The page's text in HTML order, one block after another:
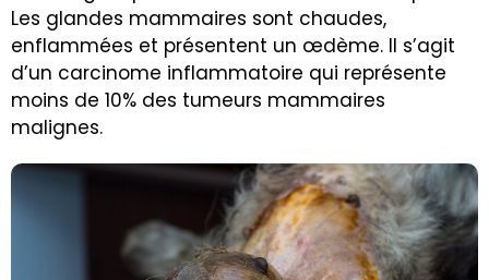
Les glandes mammaires sont chaudes,
enflammées et présentent un œdème. Il s’agit
d’un carcinome inflammatoire qui représente
moins de 10% des tumeurs mammaires
malignes.